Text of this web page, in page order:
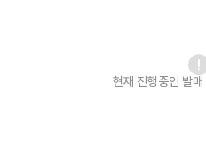
현재 진행중인 발매